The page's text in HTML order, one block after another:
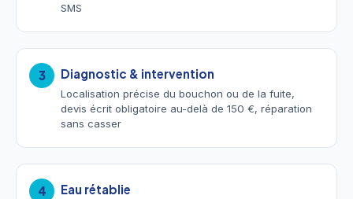
SMS
3 Diagnostic & intervention
Localisation précise du bouchon ou de la fuite,
devis écrit obligatoire au-delà de 150 €, réparation
sans casser
4 Eau rétablie